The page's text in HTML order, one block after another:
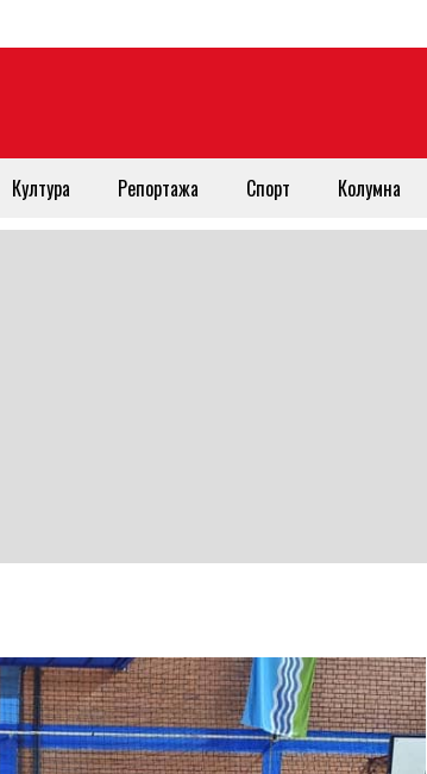
Култура Репортажа Спорт Колумна